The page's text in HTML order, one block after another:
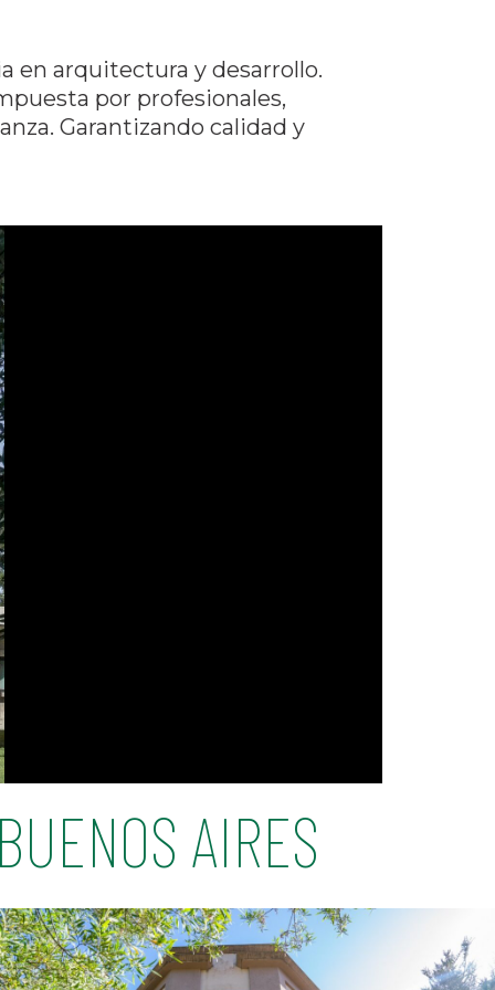
en arquitectura y desarrollo.
por profesionales,
Garantizando calidad y
AIRES